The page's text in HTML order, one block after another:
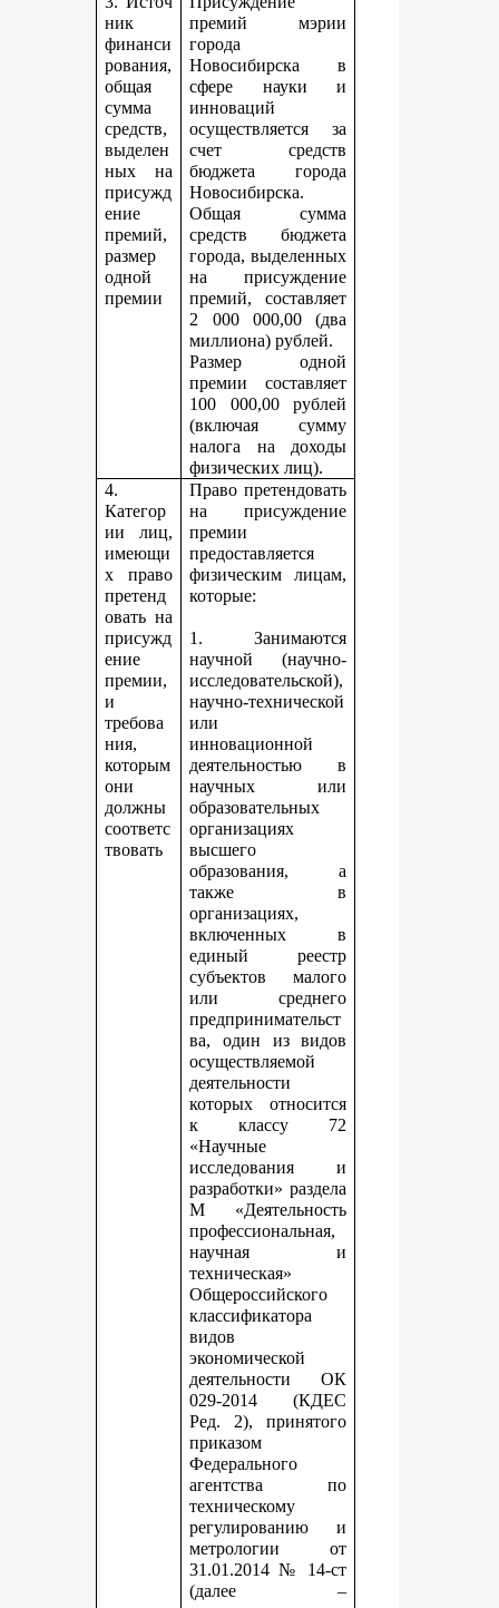
ник
финанси
рования,
общая
сумма
средств,
выделен
ных на
присужд
ение
премий,
размер
одной
премии
премий мэрии
города
Новосибирска в
сфере науки и
инноваций
осуществляется за
счет средств
бюджета города
Новосибирска.
Общая сумма
средств бюджета
города, выделенных
на присуждение
премий, составляет
2 000 000,00 (два
миллиона) рублей.
Размер одной
премии составляет
100 000,00 рублей
(включая сумму
налога на доходы
физических лиц).
4.
Категор
ии лиц,
имеющи
х право
претенд
овать на
присужд
ение
премии,
и
требова
ния,
которым
они
должны
соответс
твовать
Право претендовать
на присуждение
премии
предоставляется
физическим лицам,
которые:
1. Занимаются
научной (научно-
исследовательской),
научно-технической
или
инновационной
деятельностью в
научных или
образовательных
организациях
высшего
образования, а
также в
организациях,
включенных в
единый реестр
субъектов малого
или среднего
предпринимательст
ва, один из видов
осуществляемой
деятельности
которых относится
к классу 72
«Научные
исследования и
разработки» раздела
М «Деятельность
профессиональная,
научная и
техническая»
Общероссийского
классификатора
видов
экономической
деятельности ОК
029-2014 (КДЕС
Ред. 2), принятого
приказом
Федерального
агентства по
техническому
регулированию и
метрологии от
31.01.2014 № 14-ст
(далее –